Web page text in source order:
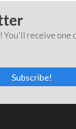
You'll receive one
Subscribe!